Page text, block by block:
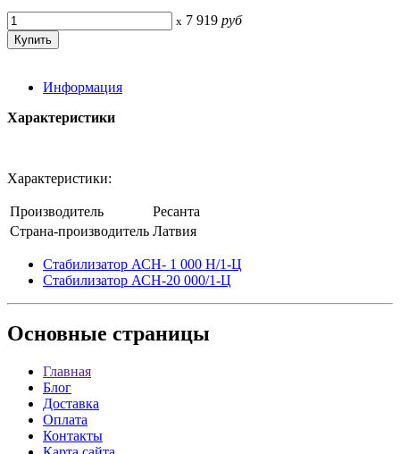
x 7 919 руб
Информация
Характеристики
Характеристики:
Производитель
Ресанта
Страна-производитель Латвия
Стабилизатор АСН- 1 000 Н/1-Ц
Стабилизатор АСН-20 000/1-Ц
Основные страницы
Главная
Блог
Доставка
Оплата
Контакты